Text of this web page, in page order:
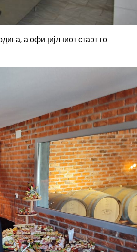
а официјлниот старт го